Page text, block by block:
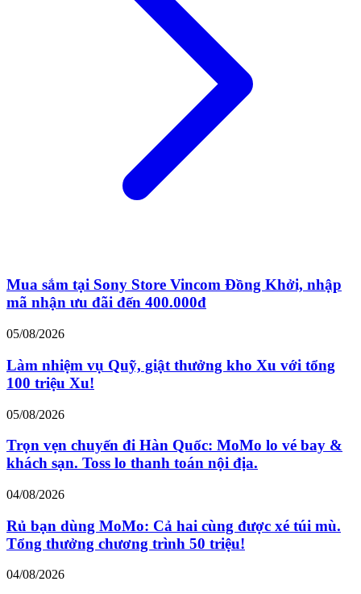
Mua sắm tại Sony Store Vincom Đồng Khởi, nhập
mã nhận ưu đãi đến 400.000đ
05/08/2026
Làm nhiệm vụ Quỹ, giật thưởng kho Xu với tổng
100 triệu Xu!
05/08/2026
Trọn vẹn chuyến đi Hàn Quốc: MoMo lo vé bay &
khách sạn. Toss lo thanh toán nội địa.
04/08/2026
Rủ bạn dùng MoMo: Cả hai cùng được xé túi mù.
Tổng thưởng chương trình 50 triệu!
04/08/2026